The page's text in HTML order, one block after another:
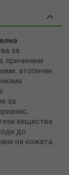
за
причинени
атопичен
за
вещества
до
на кожата.